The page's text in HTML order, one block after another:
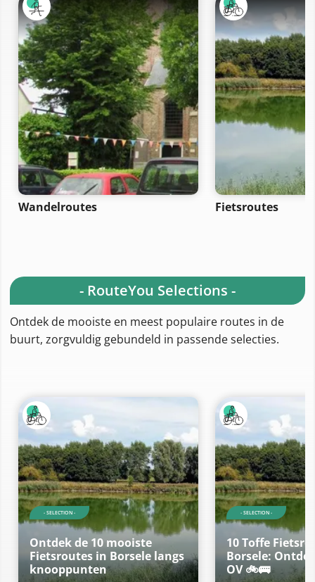
Wandelroutes Fietsroutes
- RouteYou Selections -
Ontdek de mooiste en meest populaire routes in de
buurt, zorgvuldig gebundeld in passende selecties.
- SELECTION -
Ontdek de 10 mooiste
Fietsroutes in Borsele langs
knooppunten
- SELECTION -
10 Toffe
Borsele:
OV 🚲🚌